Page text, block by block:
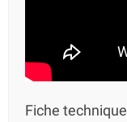
Fiche technique